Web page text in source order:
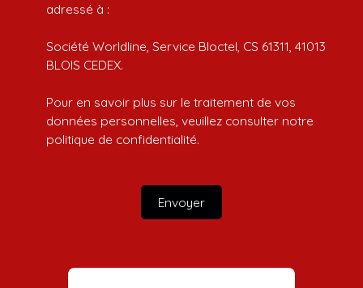
adressé à :
Société Worldline, Service Bloctel, CS 61311, 41013
BLOIS CEDEX.
Pour en savoir plus sur le traitement de vos
données personnelles, veuillez consulter notre
politique de confidentialité.
Envoyer